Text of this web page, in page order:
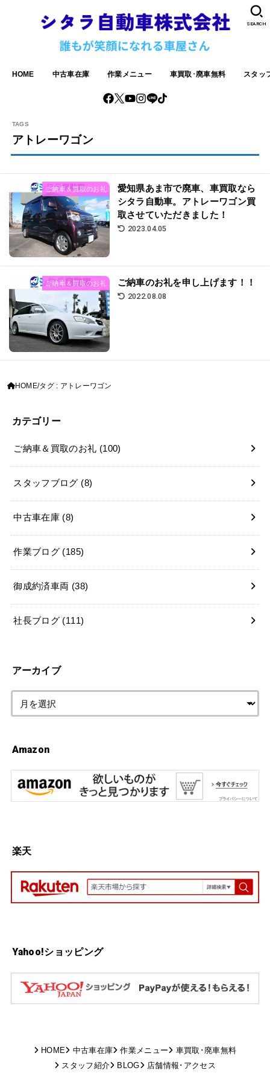
HOME 中古車在庫 作業メニュー 車買取･廃車無料 スタッ
SEARCH
アトレーワゴン
ご納車＆買取のお礼
愛知県あま市で廃車、車買取なら
シタラ自動車。アトレーワゴン買
取させていただきました！
2023.04.05
ご納車＆買取のお礼 ご納車のお礼を申し上げます！！
2022.08.08
HOME タグ : アトレーワゴン
カテゴリー
ご納車＆買取のお礼 (100)
スタッフブログ (8)
中古車在庫 (8)
作業ブログ (185)
御成約済車両 (38)
社長ブログ (111)
アーカイブ
Amazon
楽天
Yahoo!ショッピング
HOME 中古車在庫 作業メニュー
車買取･廃車無料
スタッフ紹介
BLOG 店舗情報･アクセス